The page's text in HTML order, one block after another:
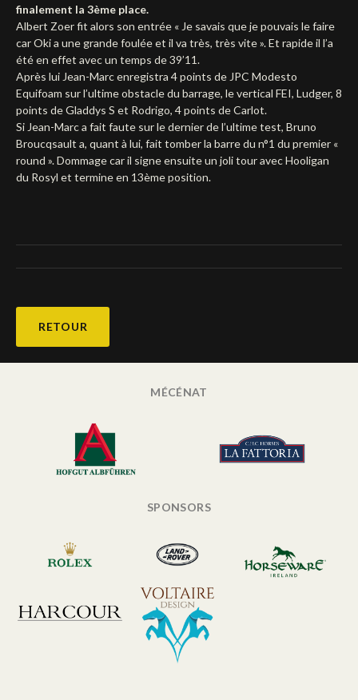
finalement la 3ème place.
Albert Zoer fit alors son entrée « Je savais que je pouvais le faire
car Oki a une grande foulée et il va très, très vite ». Et rapide il l’a
été en effet avec un temps de 39’11.
Après lui Jean-Marc enregistra 4 points de JPC Modesto
Equifoam sur l’ultime obstacle du barrage, le vertical FEI, Ludger, 8
points de Gladdys S et Rodrigo, 4 points de Carlot.
Si Jean-Marc a fait faute sur le dernier de l’ultime test, Bruno
Broucqsault a, quant à lui, fait tomber la barre du n°1 du premier «
round ». Dommage car il signe ensuite un joli tour avec Hooligan
du Rosyl et termine en 13ème position.
RETOUR
MÉCÉNAT
SPONSORS